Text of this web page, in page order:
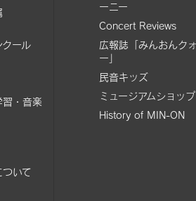
ール
・音楽
いて
ーニー
Concert Reviews
広報誌「みんおんク
ー」
民音キッズ
ミュージアムショップ
History of MIN-ON